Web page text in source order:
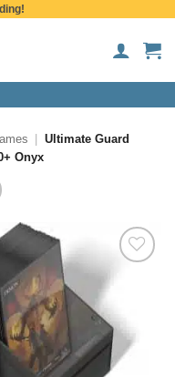
Ultimate Guard
Onyx